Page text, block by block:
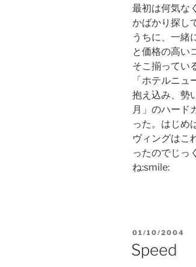
最初は何気な
かばかり探し
うちに、一緒
と価格の高い
そこ揃ってい
「ホテルニ
抱え込み、勢
月」のハード
った。はじめ
ヴィングはこ
ったのでじっ
ね:smile:
POSTED
ON
01/10/2004
Speed